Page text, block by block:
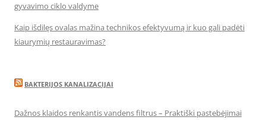
gyvavimo ciklo valdyme
Kaip išdilęs ovalas mažina technikos efektyvumą ir kuo gali padėti
kiaurymių restauravimas?
BAKTERIJOS KANALIZACIJAI
Dažnos klaidos renkantis vandens filtrus – Praktiški pastebėjimai